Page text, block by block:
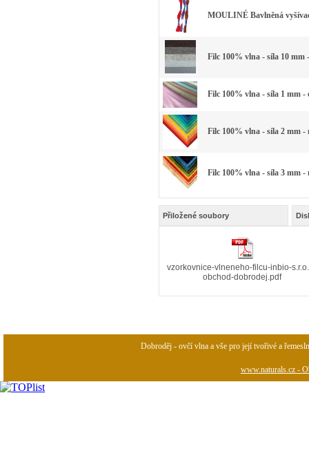
MOULINÉ Bavlněná
Filc 100% vlna - síla 10 mm
Filc 100% vlna - síla 1 mm
Filc 100% vlna - síla 2 mm -
Filc 100% vlna - síla 3 mm -
Přiložené soubory
vzorkovnice-vlneneho-filcu-inbio-
obchod-dobrodej.pdf
Dobroděj - ovčí vlna a vše pro její tvořivé a
www.naturals.cz -